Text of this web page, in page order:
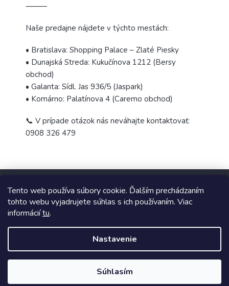
Tento web používa súbory cookie. Ďalším prechádzaním
tohto webu vyjadrujete súhlas s ich používaním. Viac
informáciítu.
Nastavenie
Súhlasím
⸻
Naše predajne nájdete v týchto mestách:
• Bratislava: Shopping Palace – Zlaté Piesky
• Dunajská Streda: Kukučínova 1212 (Bersy
obchod)
• Galanta: Sídl. Jas 936/5 (Jaspark)
• Komárno: Palatínova 4 (Caremo obchod)
📞 V prípade otázok nás neváhajte kontaktovať:
0908 326 479
Copyright 2026TopUpParfémy. Všetky práva vyhradené.
Vytvoril Shoptet